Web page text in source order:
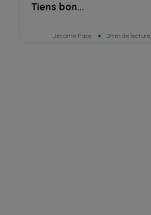
Tiens bon...
Jérôme Pace 2min de lecture